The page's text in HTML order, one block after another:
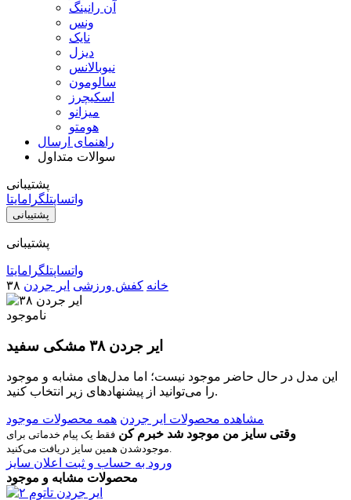
آن رانینگ
ونس
نایک
دیزل
نیوبالانس
سالومون
اسکیچرز
میزانو
هومتو
راهنمای ارسال
سوالات متداول
پشتیبانی
واتساپتلگرامایتا
پشتیبانی
پشتیبانی
واتساپتلگرامایتا
خانه کفش ورزشی ایر جردن ۳۸
ناموجود
ایر جردن ۳۸ مشکی سفید
این مدل در حال حاضر موجود نیست؛ اما مدل‌های مشابه و موجود
را می‌توانید از پیشنهادهای زیر انتخاب کنید.
مشاهده محصولات ایر جردن همه محصولات موجود
وقتی سایز من موجود شد خبرم کن فقط یک پیام خدماتی برای
موجودشدن همین سایز دریافت می‌کنید.
ورود به حساب و ثبت اعلان سایز
محصولات مشابه و موجود